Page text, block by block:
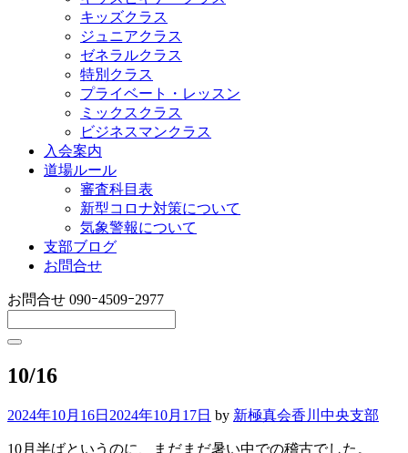
キッズクラス
ジュニアクラス
ゼネラルクラス
特別クラス
プライベート・レッスン
ミックスクラス
ビジネスマンクラス
入会案内
道場ルール
審査科目表
新型コロナ対策について
気象警報について
支部ブログ
お問合せ
お問合せ 090ｰ4509ｰ2977
10/16
2024年10月16日 2024年10月17日 by 新極真会香川中央支部
10月半ばというのに、まだまだ暑い中での稽古でした。